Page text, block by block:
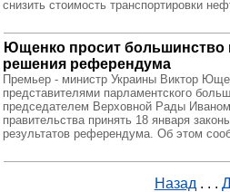
снизить стоимость транспортировки
Ющенко просит большинство
решения референдума
Премьер - министр Украины Виктор
представителями парламентского
председателем Верховной Рады
правительства принять 18 января
результатов референдума. Об этом
Назад . . .